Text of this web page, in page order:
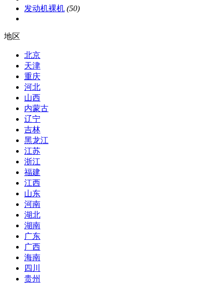
发动机裸机 (50)
地区
北京
天津
重庆
河北
山西
内蒙古
辽宁
吉林
黑龙江
江苏
浙江
福建
江西
山东
河南
湖北
湖南
广东
广西
海南
四川
贵州